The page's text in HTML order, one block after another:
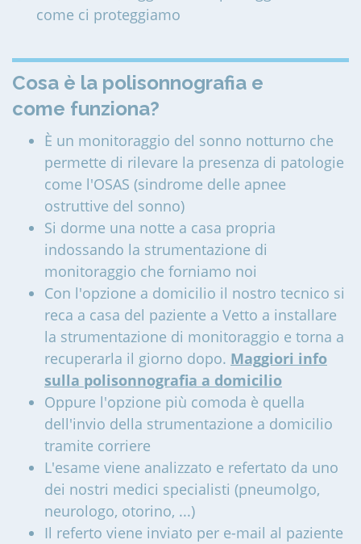
come ci proteggiamo
Cosa è la polisonnografia e
come funziona?
È un monitoraggio del sonno notturno che
permette di rilevare la presenza di patologie
come l'OSAS (sindrome delle apnee
ostruttive del sonno)
Si dorme una notte a casa propria
indossando la strumentazione di
monitoraggio che forniamo noi
Con l'opzione a domicilio il nostro tecnico si
reca a casa del paziente a Vetto a installare
la strumentazione di monitoraggio e torna a
recuperarla il giorno dopo. Maggiori info
sulla polisonnografia a domicilio
Oppure l'opzione più comoda è quella
dell'invio della strumentazione a domicilio
tramite corriere
L'esame viene analizzato e refertato da uno
dei nostri medici specialisti (pneumolgo,
neurologo, otorino, ...)
Il referto viene inviato per e-mail al paziente